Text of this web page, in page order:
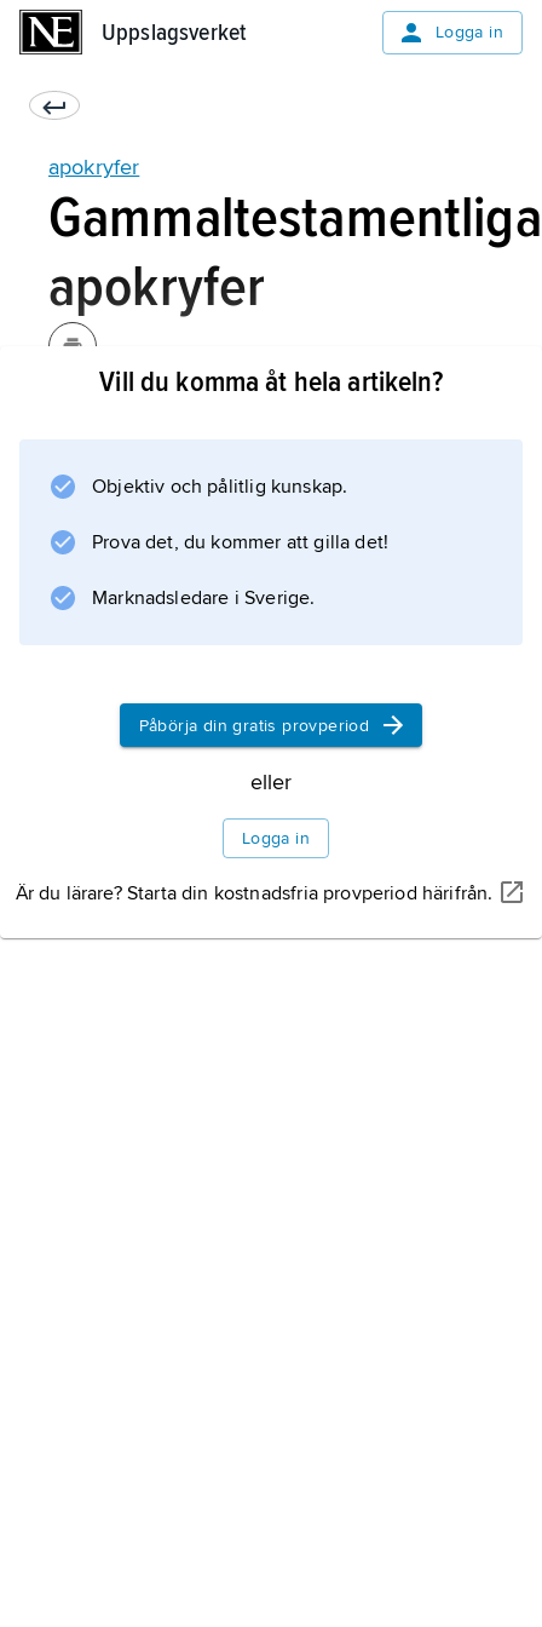
Uppslagsverket Logga in
apokryfer
Gammaltestamentliga
apokryfer
sista förkristna århundradena, som saknas i
den av judarna erkända hebreiska bibeln.
Däremot finns de med i handskrifterna till
Gamla Testamentet som antikens kristna
Vill du komma åt hela artikeln?
Objektiv och pålitlig kunskap.
Prova det, du kommer att gilla det!
Marknadsledare i Sverige.
Påbörja din gratis provperiod
eller
Logga in
Är du lärare? Starta din kostnadsfria provperiod härifrån.